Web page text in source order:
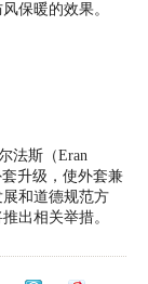
保暖的效果。
法斯（Eran
升级，使外套兼
和道德规范方
出相关举措。